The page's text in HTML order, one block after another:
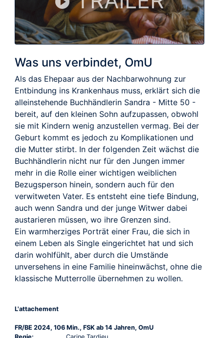
Was uns verbindet, OmU
Als das Ehepaar aus der Nachbarwohnung zur
Entbindung ins Krankenhaus muss, erklärt sich die
alleinstehende Buchhändlerin Sandra - Mitte 50 -
bereit, auf den kleinen Sohn aufzupassen, obwohl
sie mit Kindern wenig anzustellen vermag. Bei der
Geburt kommt es jedoch zu Komplikationen und
die Mutter stirbt. In der folgenden Zeit wächst die
Buchhändlerin nicht nur für den Jungen immer
mehr in die Rolle einer wichtigen weiblichen
Bezugsperson hinein, sondern auch für den
verwitweten Vater. Es entsteht eine tiefe Bindung,
auch wenn Sandra und der junge Witwer dabei
austarieren müssen, wo ihre Grenzen sind.
Ein warmherziges Porträt einer Frau, die sich in
einem Leben als Single eingerichtet hat und sich
darin wohlfühlt, aber durch die Umstände
unversehens in eine Familie hineinwächst, ohne die
klassische Mutterrolle übernehmen zu wollen.
L'attachement
FR/BE 2024, 106 Min., FSK ab 14 Jahren, OmU